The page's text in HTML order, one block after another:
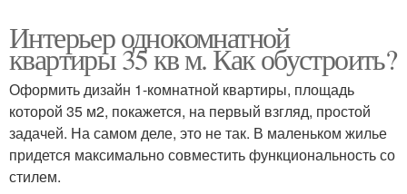
Интерьер однокомнатной
квартиры 35 кв м. Как обустроить?
Оформить дизайн 1-комнатной квартиры, площадь
которой 35 м2, покажется, на первый взгляд, простой
задачей. На самом деле, это не так. В маленьком жилье
придется максимально совместить функциональность со
стилем.